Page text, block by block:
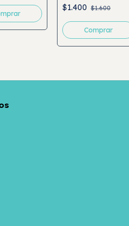
$1.400 $1.600